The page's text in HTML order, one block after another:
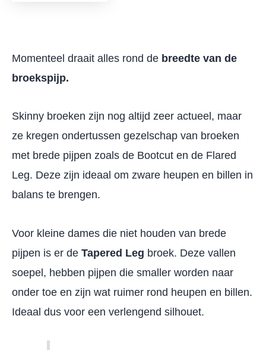
Momenteel draait alles rond de breedte van de
broekspijp.
Skinny broeken zijn nog altijd zeer actueel, maar
ze kregen ondertussen gezelschap van broeken
met brede pijpen zoals de Bootcut en de Flared
Leg. Deze zijn ideaal om zware heupen en billen in
balans te brengen.
Voor kleine dames die niet houden van brede
pijpen is er de Tapered Leg broek. Deze vallen
soepel, hebben pijpen die smaller worden naar
onder toe en zijn wat ruimer rond heupen en billen.
Ideaal dus voor een verlengend silhouet.